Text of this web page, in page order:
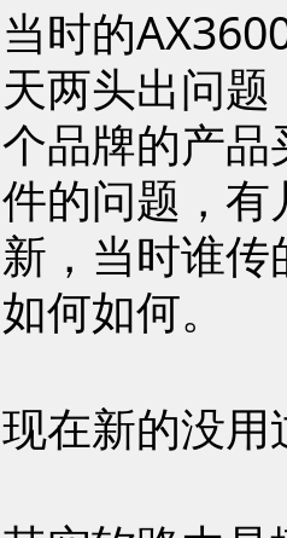
当时的
天两头出问
个品牌的产
件的问题，
新，当时谁
如何如何。
现在新的没用